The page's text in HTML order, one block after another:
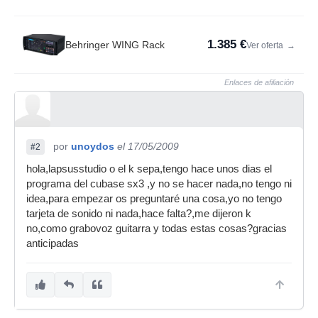
Behringer WING Rack 1.385 €Ver oferta →
Enlaces de afiliación
#2 por unoydos el 17/05/2009
hola,lapsusstudio o el k sepa,tengo hace unos dias el
programa del cubase sx3 ,y no se hacer nada,no tengo ni
idea,para empezar os preguntaré una cosa,yo no tengo
tarjeta de sonido ni nada,hace falta?,me dijeron k
no,como grabovoz guitarra y todas estas cosas?gracias
anticipadas